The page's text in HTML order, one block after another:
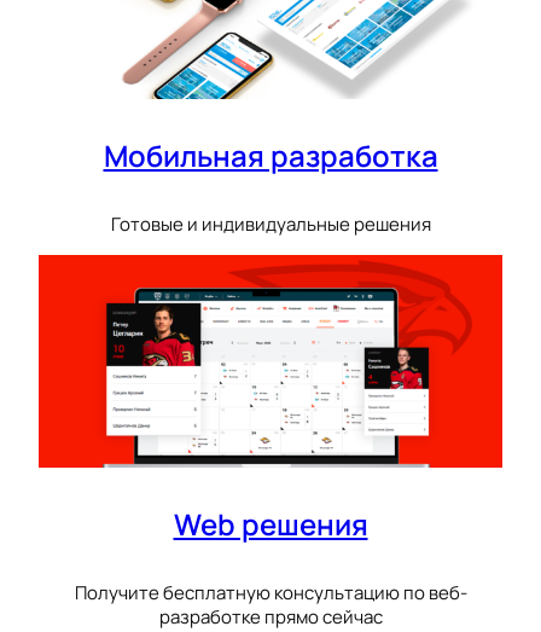
Мобильная разработка
Готовые и индивидуальные решения
Web решения
Получите бесплатную консультацию по веб-
разработке прямо сейчас